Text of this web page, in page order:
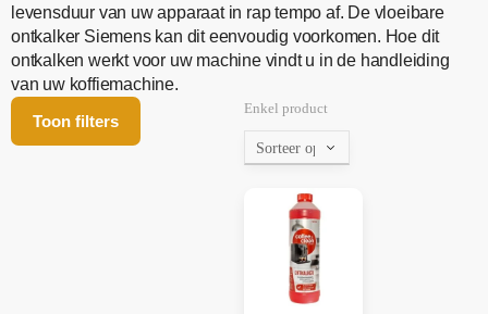
levensduur van uw apparaat in rap tempo af. De vloeibare
ontkalker Siemens kan dit eenvoudig voorkomen. Hoe dit
ontkalken werkt voor uw machine vindt u in de handleiding
van uw koffiemachine.
Toon filters
Enkel product